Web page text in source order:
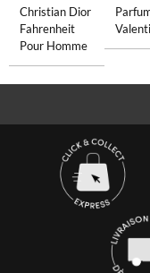
Christian Dior
Fahrenheit
Pour Homme